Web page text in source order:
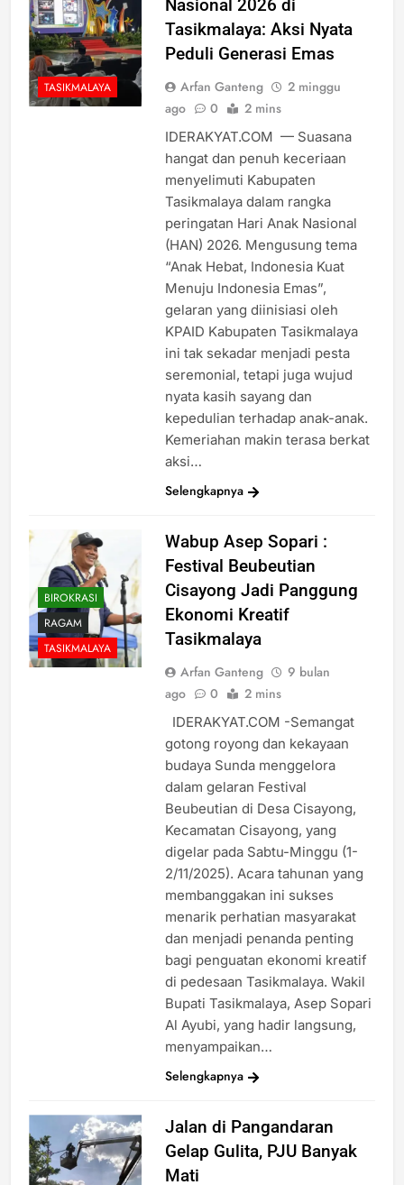
TASIKMALAYA
Nasional 2026 di
Tasikmalaya: Aksi Nyata
Peduli Generasi Emas
Arfan Ganteng
2 minggu
ago
0 2 mins
IDERAKYAT.COM — Suasana
hangat dan penuh keceriaan
menyelimuti Kabupaten
Tasikmalaya dalam rangka
peringatan Hari Anak Nasional
(HAN) 2026. Mengusung tema
“Anak Hebat, Indonesia Kuat
Menuju Indonesia Emas”,
gelaran yang diinisiasi oleh
KPAID Kabupaten Tasikmalaya
ini tak sekadar menjadi pesta
seremonial, tetapi juga wujud
nyata kasih sayang dan
kepedulian terhadap anak-anak.
Kemeriahan makin terasa berkat
aksi…
Selengkapnya
BIROKRASI
RAGAM
TASIKMALAYA
Wabup Asep Sopari :
Festival Beubeutian
Cisayong Jadi Panggung
Ekonomi Kreatif
Tasikmalaya
Arfan Ganteng
9 bulan
ago
0 2 mins
IDERAKYAT.COM -Semangat
gotong royong dan kekayaan
budaya Sunda menggelora
dalam gelaran Festival
Beubeutian di Desa Cisayong,
Kecamatan Cisayong, yang
digelar pada Sabtu-Minggu (1-
2/11/2025). Acara tahunan yang
membanggakan ini sukses
menarik perhatian masyarakat
dan menjadi penanda penting
bagi penguatan ekonomi kreatif
di pedesaan Tasikmalaya. Wakil
Bupati Tasikmalaya, Asep Sopari
Al Ayubi, yang hadir langsung,
menyampaikan…
Selengkapnya
Jalan di Pangandaran
Gelap Gulita, PJU Banyak
Mati